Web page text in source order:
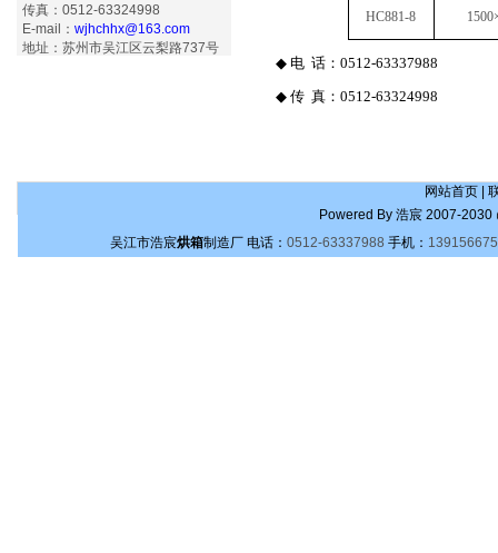
HC881-8
◆ 电 话： 0512-63337988
◆ 传 真： 0512-63324998
传真：0512-63324998
E-mail： wjhchhx@163.com
地址：苏州市吴江区云梨路737号
网站首页|
Powered By 浩宸 2007-2030
吴江市浩宸烘箱制造厂电话： 0512-63337988 手机：